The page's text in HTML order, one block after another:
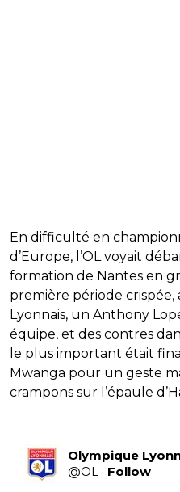
En difficulté en
d’Europe, l’OL voyait
formation de Nantes en
première période
Lyonnais, un Anthony
équipe, et des contres
le plus important était
Mwanga pour un geste
crampons sur l’épaule
Olympique
@OL · Follow